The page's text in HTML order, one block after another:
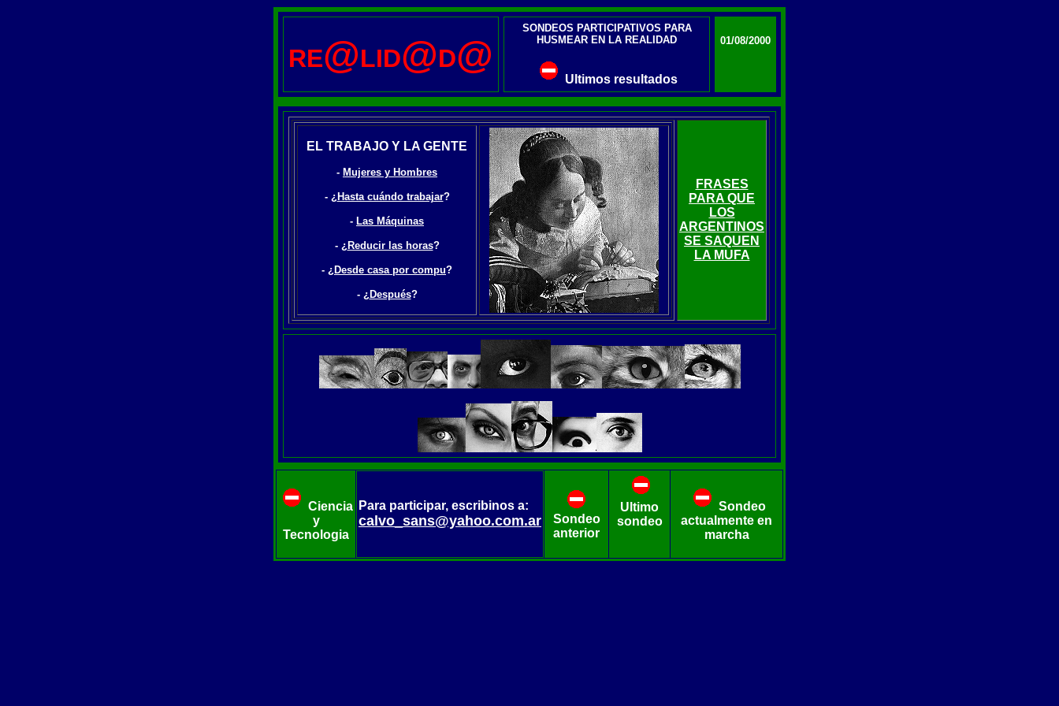
RE@LID@D@
SONDEOS PARTICIPATIVOS PARA
HUSMEAR EN LA REALIDAD
Ultimos resultados
01/08/2000
EL TRABAJO Y LA GENTE
- Mujeres y Hombres
- ¿Hasta cuándo trabajar?
- Las Máquinas
- ¿Reducir las horas?
- ¿Desde casa por compu?
- ¿Después?
FRASES
PARA QUE
LOS
ARGENTINOS
SE SAQUEN
LA MUFA
Ciencia
y
Tecnologia
Para participar, escribinos a:
calvo_sans@yahoo.com.ar
Sondeo
anterior
Ultimo
sondeo
Sondeo
actualmente en
marcha